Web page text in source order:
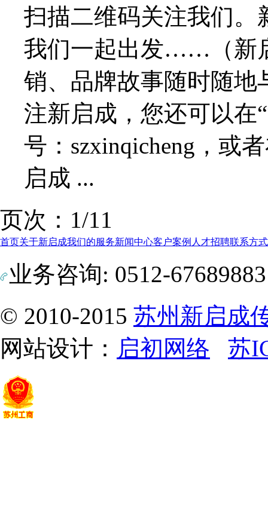
扫描二维码关注我们。
我们一起出发……（新
销、品牌故事随时随地
注新启成，您还可以在
号：szxinqicheng，或
启成 ...
页次：1/11
首页关于新启成我们的服务新闻中心客户案例 人才招聘联系方式
业务咨询: 0512-
© 2010-2015 苏州新启成
网站设计： 启初网络 苏